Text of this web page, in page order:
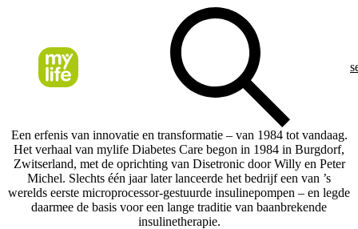
Een erfenis van innovatie en transformatie – van 1984 tot vandaag.
Het verhaal van mylife Diabetes Care begon in 1984 in Burgdorf,
Zwitserland, met de oprichting van Disetronic door Willy en Peter
Michel. Slechts één jaar later lanceerde het bedrijf een van ’s
werelds eerste microprocessor-gestuurde insulinepompen – en legde
daarmee de basis voor een lange traditie van baanbrekende
insulinetherapie.